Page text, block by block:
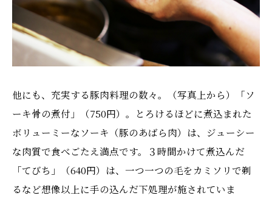
他にも、充実する豚肉料理の数々。（写真上から）「ソ
ーキ骨の煮付」（750円）。とろけるほどに煮込まれた
ボリューミーなソーキ（豚のあばら肉）は、ジューシー
な肉質で食べごたえ満点です。３時間かけて煮込んだ
「てびち」（640円）は、一つ一つの毛をカミソリで剃
るなど想像以上に手の込んだ下処理が施されていま